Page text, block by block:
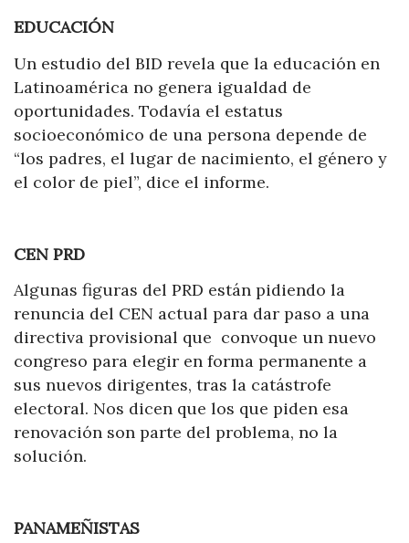
EDUCACIÓN
Un estudio del BID revela que la educación en
Latinoamérica no genera igualdad de
oportunidades. Todavía el estatus
socioeconómico de una persona depende de
“los padres, el lugar de nacimiento, el género y
el color de piel”, dice el informe.
CEN PRD
Algunas figuras del PRD están pidiendo la
renuncia del CEN actual para dar paso a una
directiva provisional que convoque un nuevo
congreso para elegir en forma permanente a
sus nuevos dirigentes, tras la catástrofe
electoral. Nos dicen que los que piden esa
renovación son parte del problema, no la
solución.
PANAMEÑISTAS